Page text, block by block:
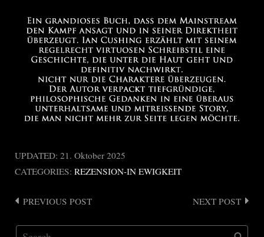
UPDATED: 21. Oktober 2025
CATEGORIES: REZENSION-IN EWIGKEIT
Post
navigation
PREVIOUS POST NEXT POST